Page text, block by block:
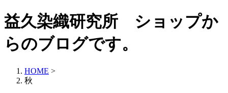
益久染織研究所 ショップか
らのブログです。
HOME >
秋